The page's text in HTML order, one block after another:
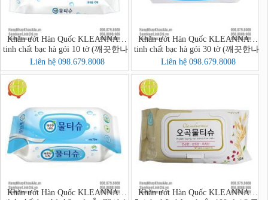
Khăn ướt Hàn Quốc KLEANNARA
tinh chất bạc hà gói 10 tờ (깨끗한나
라 페퍼민트 물티슈 휴대 리필형
10매)
Liên hệ 098.679.8008
Khăn ướt Hàn Quốc KLEANNARA
tinh chất bạc hà gói 30 tờ (깨끗한나
라물티슈휴대용30매)
Liên hệ 098.679.8008
Khăn ướt Hàn Quốc KLEANNARA
Khăn ướt Hàn Quốc KLEANNARA